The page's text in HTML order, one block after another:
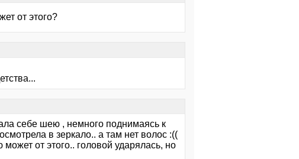
от этого?
себе шею , немного поднимаясь к
в зеркало.. а там нет волос :((
от этого.. головой ударялась, но